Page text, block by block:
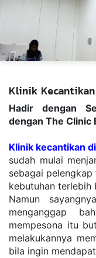
Klinik
Hadir dengan
dengan The Clinic
Klinik kecantikan
sudah mulai
sebagai
kebutuhan terlebih
Namun
menganggap
mempesona itu
melakukannya
bila ingin